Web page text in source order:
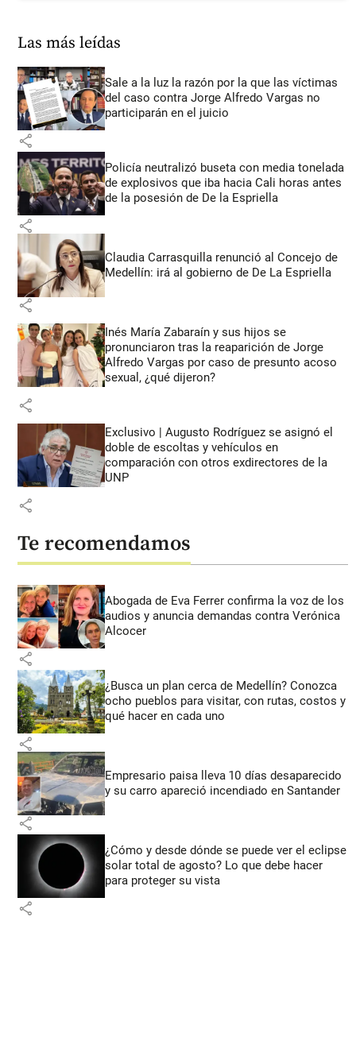
Las más leídas
Sale a la luz la razón por la que las víctimas
del caso contra Jorge Alfredo Vargas no
participarán en el juicio
share
Policía neutralizó buseta con media tonelada
de explosivos que iba hacia Cali horas antes
de la posesión de De la Espriella
share
Claudia Carrasquilla renunció al Concejo de
Medellín: irá al gobierno de De La Espriella
share
Inés María Zabaraín y sus hijos se
pronunciaron tras la reaparición de Jorge
Alfredo Vargas por caso de presunto acoso
sexual, ¿qué dijeron?
share
Exclusivo | Augusto Rodríguez se asignó el
doble de escoltas y vehículos en
comparación con otros exdirectores de la
UNP
share
Te recomendamos
Abogada de Eva Ferrer confirma la voz de los
audios y anuncia demandas contra Verónica
Alcocer
share
¿Busca un plan cerca de Medellín? Conozca
ocho pueblos para visitar, con rutas, costos y
qué hacer en cada uno
share
Empresario paisa lleva 10 días desaparecido
y su carro apareció incendiado en Santander
share
¿Cómo y desde dónde se puede ver el eclipse
solar total de agosto? Lo que debe hacer
para proteger su vista
share